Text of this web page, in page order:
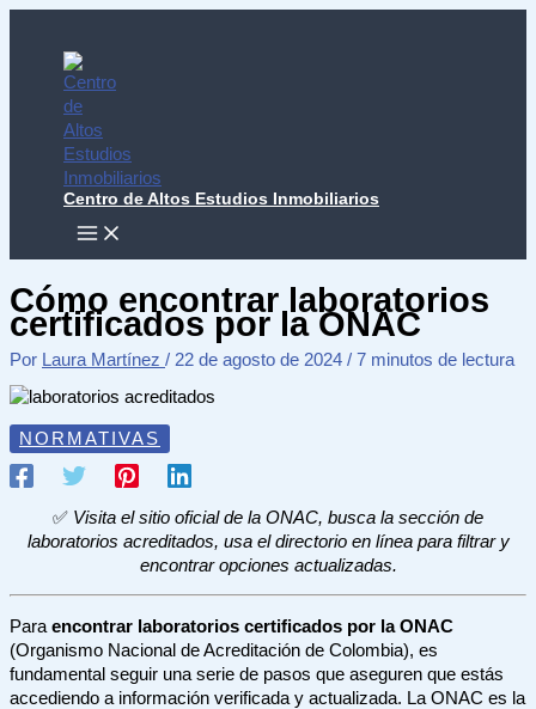
contenido
Centro de Altos Estudios Inmobiliarios
MAIN
MENU
Cómo encontrar laboratorios
certificados por la ONAC
Por Laura Martínez / 22 de agosto de 2024 / 7 minutos de lectura
NORMATIVAS
✅ Visita el sitio oficial de la ONAC, busca la sección de
laboratorios acreditados, usa el directorio en línea para filtrar y
encontrar opciones actualizadas.
Para encontrar laboratorios certificados por la ONAC
(Organismo Nacional de Acreditación de Colombia), es
fundamental seguir una serie de pasos que aseguren que estás
accediendo a información verificada y actualizada. La ONAC es la